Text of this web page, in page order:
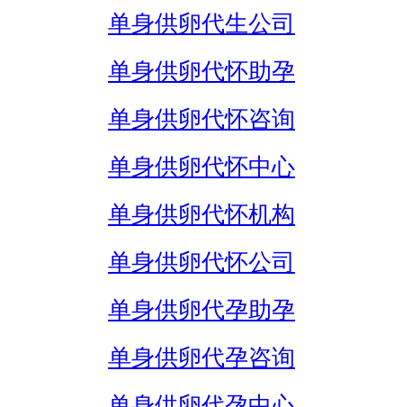
单身供卵代生公司
单身供卵代怀助孕
单身供卵代怀咨询
单身供卵代怀中心
单身供卵代怀机构
单身供卵代怀公司
单身供卵代孕助孕
单身供卵代孕咨询